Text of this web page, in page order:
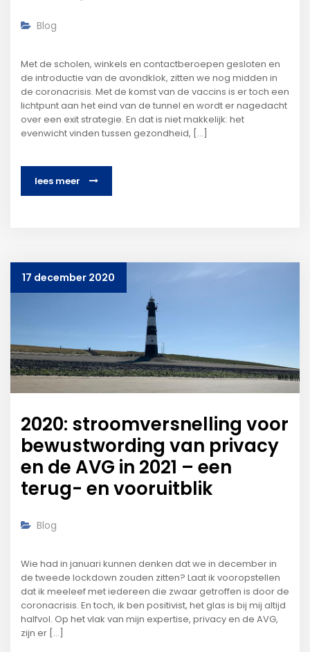
Blog
Met de scholen, winkels en contactberoepen gesloten en
de introductie van de avondklok, zitten we nog midden in
de coronacrisis. Met de komst van de vaccins is er toch een
lichtpunt aan het eind van de tunnel en wordt er nagedacht
over een exit strategie. En dat is niet makkelijk: het
evenwicht vinden tussen gezondheid, […]
lees meer
17 december 2020
2020: stroomversnelling voor
bewustwording van privacy
en de AVG in 2021 – een
terug- en vooruitblik
Blog
Wie had in januari kunnen denken dat we in december in
de tweede lockdown zouden zitten? Laat ik vooropstellen
dat ik meeleef met iedereen die zwaar getroffen is door de
coronacrisis. En toch, ik ben positivist, het glas is bij mij altijd
halfvol. Op het vlak van mijn expertise, privacy en de AVG,
zijn er […]